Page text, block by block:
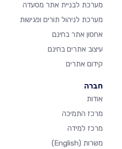
מערכת לבניית אתר מסעדה
מערכת לניהול תורים ופגישות
אחסון אתר בחינם
עיצוב אתרים בחינם
קידום אתרים
חברה
אודות
מרכז התמיכה
מרכז למידה
משרות (English)